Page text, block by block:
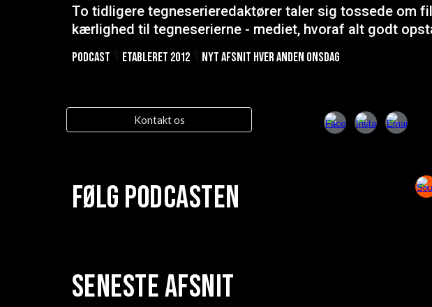
To tidligere tegneserieredaktører taler sig tossede om
kærlighed til tegneserierne - mediet, hvoraf alt godt
Podcast Etableret 2012 Nyt afsnit hver anden onsdag
Kontakt os
Følg podcasten
Seneste afsnit